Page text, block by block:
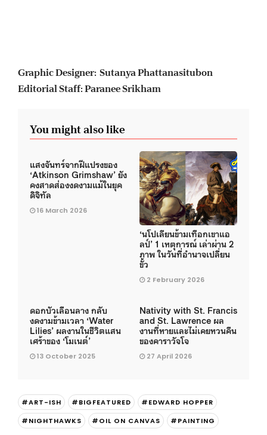
Graphic Designer: Sutanya Phattanasitubon
Editorial Staff: Paranee Srikham
You might also like
แสงจันทร์จากฝีแปรงของ
‘Atkinson Grimshaw’ ยัง
คงสาดส่องงดงามแม้ในยุค
ดิจิทัล
16 March 2026
‘นโปเลียนข้ามเทือกเขาแอ
ลป์’ 1 เหตุการณ์ เล่าผ่าน 2
ภาพ ในวันที่อำนาจเปลี่ยน
ขั้ว
2 February 2026
ดอกบัวเลือนลาง กลับ
งดงามข้ามเวลา ‘Water
Lilies’ ผลงานในชีวิตแสน
เศร้าของ ‘โมเนต์’
13 October 2025
Nativity with St. Francis
and St. Lawrence ผล
งานที่หายและไม่เคยหวนคืน
ของคาราวัจโจ
27 April 2026
#ART-ISH #BIGFEATURED
#EDWARD HOPPER
#NIGHTHAWKS
#OIL ON CANVAS #PAINTING